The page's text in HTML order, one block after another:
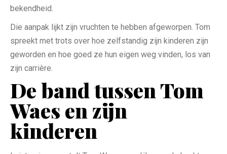
bekendheid.
Die aanpak lijkt zijn vruchten te hebben afgeworpen. Tom
spreekt met trots over hoe zelfstandig zijn kinderen zijn
geworden en hoe goed ze hun eigen weg vinden, los van
zijn carrière.
De band tussen Tom
Waes en zijn
kinderen